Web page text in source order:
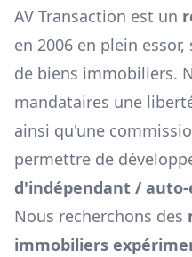
AV Transaction est un
en 2006 en plein
de biens immobiliers.
mandataires une
ainsi qu'une
permettre de
d'indépendant /
Nous recherchons des
immobiliers